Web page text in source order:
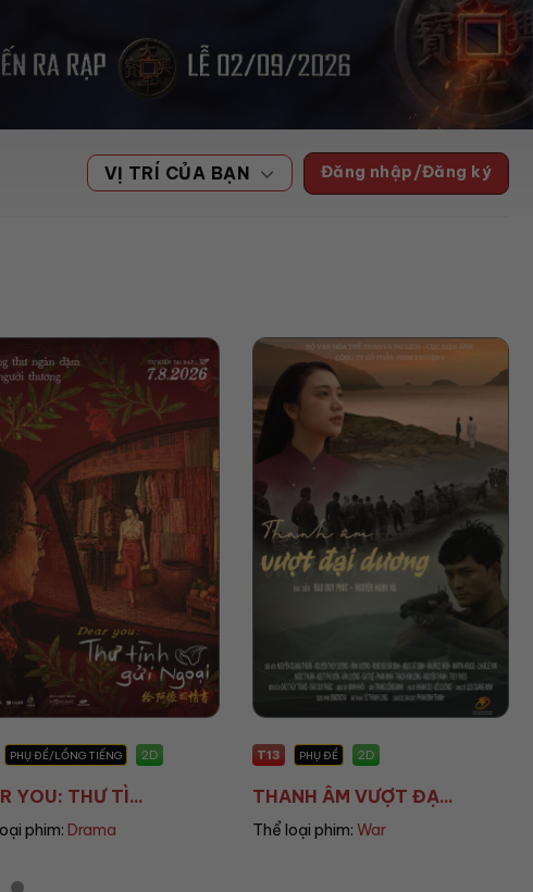
VỊ TRÍ CỦA BẠN Đăng nhập/Đăng ký
T13 PHỤ ĐỀ 2D
THANH ÂM VƯỢT ĐẠ...
Thể loại phim:War
T16 PHỤ ĐỀ
KIJSADA PARADISE...
Thể loại phim: